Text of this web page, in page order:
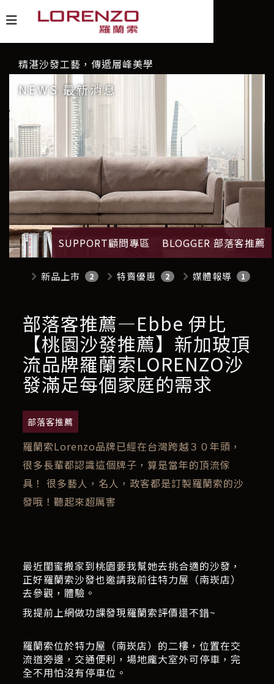
精湛沙發工藝，傳遞層峰美學
NEWS 最新消息
SUPPORT顧問專區 BLOGGER 部落客推薦
新品上市 2 特賣優惠 2 媒體報導 1
部落客推薦—Ebbe 伊比
【桃園沙發推薦】新加玻頂
流品牌羅蘭索LORENZO沙
發滿足每個家庭的需求
部落客推薦
羅蘭索Lorenzo品牌已經在台灣跨越３０年頭，
很多長輩都認識這個牌子，算是當年的頂流傢
具！ 很多藝人，名人，政客都是訂製羅蘭索的沙
發哦！聽起來超厲害
最近閨蜜搬家到桃園要我幫她去挑合適的沙發，
正好羅蘭索沙發也邀請我前往特力屋（南崁店）
去參觀，體驗。
我提前上網做功課發現羅蘭索評價還不錯~
羅蘭索位於特力屋（南崁店）的二樓，位置在交
流道旁邊，交通便利，場地龐大室外可停車，完
全不用怕沒有停車位。